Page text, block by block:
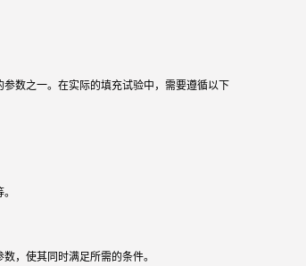
数之一。在实际的填充试验中，需要遵循以下
，使其同时满足所需的条件。